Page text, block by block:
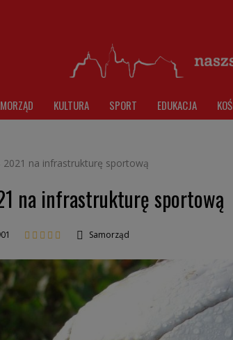
KULTURA SPORT EDUKACJA
2021 na infrastrukturę sportową
na infrastrukturę sportową
Samorząd